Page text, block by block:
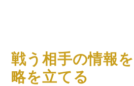
戦う相手の情報
略を立てる